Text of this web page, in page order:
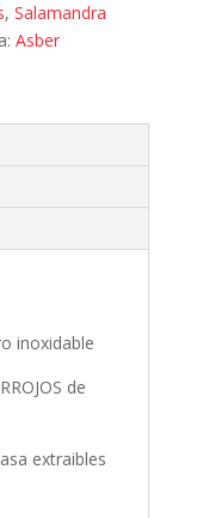
,Salamandra
Asber
inoxidable
de
extraibles